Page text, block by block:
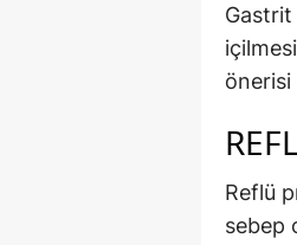
Gastrit
önerisi
Reflü
sebep